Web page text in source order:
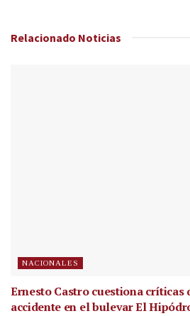
Relacionado Noticias
NACIONALES
Ernesto Castro cuestiona críticas
accidente en el bulevar El